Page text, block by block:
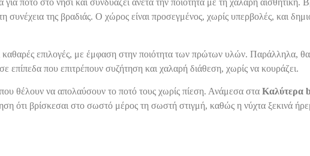
ποτό στο νησί και συνδυάζει άνετα την ποιότητα με τη χαλαρή αισθητική.
συνέχεια της βραδιάς. Ο χώρος είναι προσεγμένος, χωρίς υπερβολές, και
καθαρές επιλογές, με έμφαση στην ποιότητα των πρώτων υλών. Παράλληλα,
επίπεδα που επιτρέπουν συζήτηση και χαλαρή διάθεση, χωρίς να κουράζει.
θέλουν να απολαύσουν το ποτό τους χωρίς πίεση. Ανάμεσα στα Καλύτερα
ότι βρίσκεσαι στο σωστό μέρος τη σωστή στιγμή, καθώς η νύχτα ξεκινά